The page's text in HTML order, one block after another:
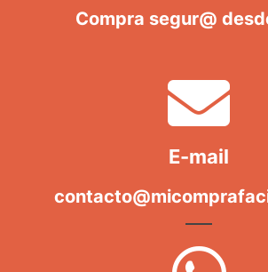
Compra segur@
E-mail